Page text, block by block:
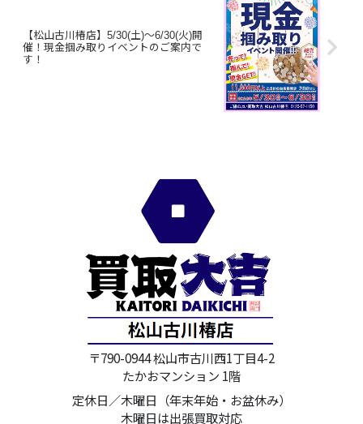
【松山古川椿店】5/30(土)～6/30(火)開
催！現金掴み取りイベントのご案内で
す！
〒790-0944 松山市古川西1丁目4-2
たかおマンション 1階
定休日／木曜日（年末年始・お盆休み）
木曜日は出張買取対応